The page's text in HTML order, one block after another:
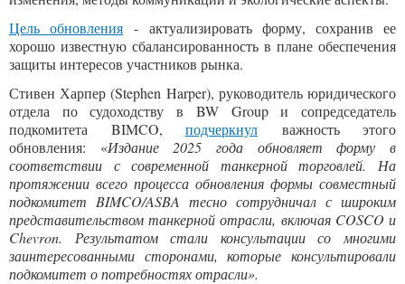
Цель обновления - актуализировать форму, сохранив ее
хорошо известную сбалансированность в плане обеспечения
защиты интересов участников рынка.
Стивен Харпер (Stephen Harper), руководитель юридического
отдела по судоходству в BW Group и сопредседатель
подкомитета BIMCO, подчеркнул важность этого
обновления: «Издание 2025 года обновляет форму в
соответствии с современной танкерной торговлей. На
протяжении всего процесса обновления формы совместный
подкомитет BIMCO/ASBA тесно сотрудничал с широким
представительством танкерной отрасли, включая COSCO и
Chevron. Результатом стали консультации со многими
заинтересованными сторонами, которые консультировали
подкомитет о потребностях отрасли».